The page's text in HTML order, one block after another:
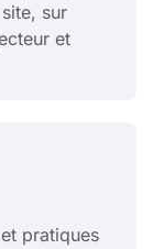
sur
et
pratiques